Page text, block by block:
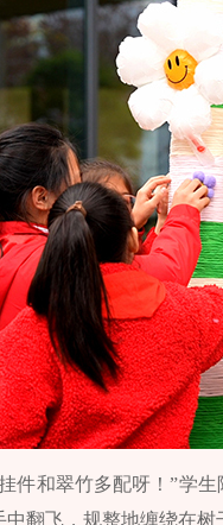
件和翠竹多配呀！”学
翻飞，规整地缠绕在树